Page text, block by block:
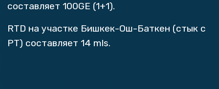
составляет 100GE (1+1).
RTD на участке Бишкек-Ош-Баткен (стык с
РТ) составляет 14 mls.